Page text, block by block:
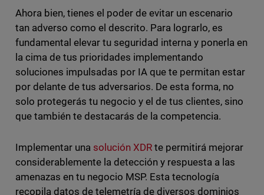
Ahora bien, tienes el poder de evitar un escenario
tan adverso como el descrito. Para lograrlo, es
fundamental elevar tu seguridad interna y ponerla en
la cima de tus prioridades implementando
soluciones impulsadas por IA que te permitan estar
por delante de tus adversarios. De esta forma, no
solo protegerás tu negocio y el de tus clientes, sino
que también te destacarás de la competencia.
Implementar una solución XDRte permitirá mejorar
considerablemente la detección y respuesta a las
amenazas en tu negocio MSP. Esta tecnología
recopila datos de telemetría de diversos dominios